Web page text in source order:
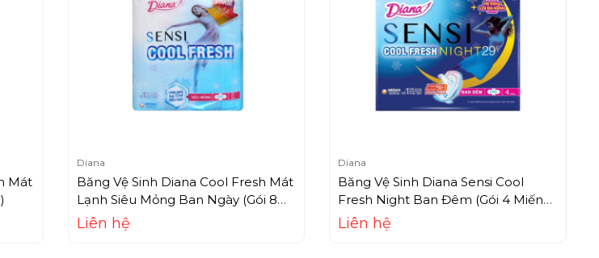
Mát
Diana
Băng Vệ Sinh Diana Cool Fresh Mát
Lạnh Siêu Mỏng Ban Ngày (Gói 8
Miếng)
Liên hệ
Diana
Băng Vệ Sinh Diana Sensi Cool
Fresh Night Ban Đêm (Gói 4 Miếng
29cm)
Liên hệ